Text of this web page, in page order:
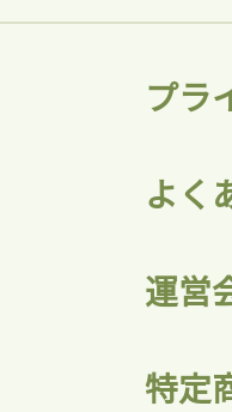
プラ
よく
運営
特定